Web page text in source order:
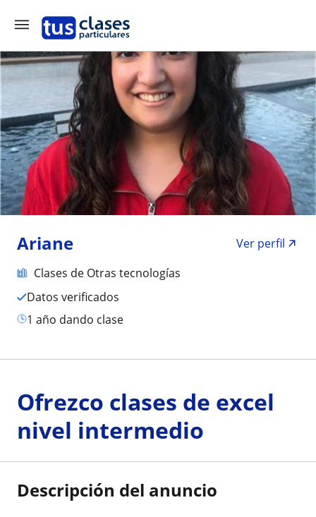
Ariane
Ver perfil
Clases de Otras tecnologías
Datos verificados
1 año dando clase
Ofrezco clases de excel
nivel intermedio
Descripción del anuncio